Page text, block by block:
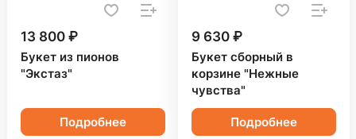
13 800 ₽
Букет из пионов
"Экстаз"
Подробнее
9 630 ₽
Букет сборный в
корзине "Нежные
чувства"
Подробнее